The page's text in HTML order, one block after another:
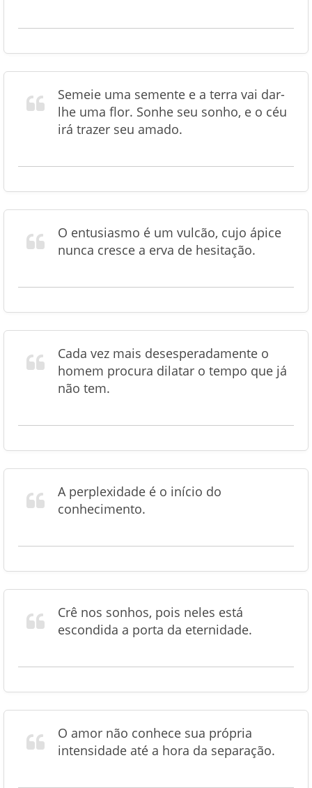
Semeie uma semente e a terra vai dar-
lhe uma flor. Sonhe seu sonho, e o céu
irá trazer seu amado.
O entusiasmo é um vulcão, cujo ápice
nunca cresce a erva de hesitação.
Cada vez mais desesperadamente o
homem procura dilatar o tempo que já
não tem.
A perplexidade é o início do
conhecimento.
Crê nos sonhos, pois neles está
escondida a porta da eternidade.
O amor não conhece sua própria
intensidade até a hora da separação.